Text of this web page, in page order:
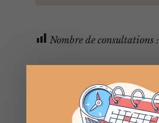
Nombre de consultations :